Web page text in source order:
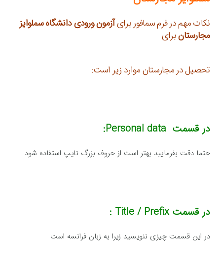
نکات مهم در فرم سمافور برایآزمون ورودی دانشگاه سملوایز
مجارستانبرای
تحصیل در مجارستان موارد زیر است:
در قسمت Personal data:
حتما دقت بفرمایید بهتر است از حروف بزرگ تایپ استفاده شود
در قسمتTitle / Prefix :
در این قسمت چیزی ننویسید زیرا به زبان فرانسه است